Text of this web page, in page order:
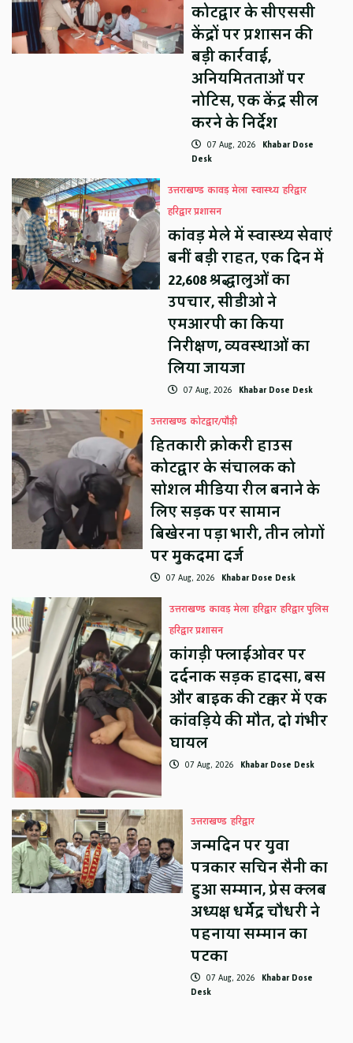
कोटद्वार के सीएससी
केंद्रों पर प्रशासन की
बड़ी कार्रवाई,
अनियमितताओं पर
नोटिस, एक केंद्र सील
करने के निर्देश
07 Aug, 2026 Khabar Dose
Desk
उत्तराखण्ड कावड़ मेला स्वास्थ्य हरिद्वार
हरिद्वार प्रशासन
कांवड़ मेले में स्वास्थ्य सेवाएं
बनीं बड़ी राहत, एक दिन में
22,608 श्रद्धालुओं का
उपचार, सीडीओ ने
एमआरपी का किया
निरीक्षण, व्यवस्थाओं का
लिया जायजा
07 Aug, 2026 Khabar Dose Desk
उत्तराखण्ड कोटद्वार/पौड़ी
हितकारी क्रोकरी हाउस
कोटद्वार के संचालक को
सोशल मीडिया रील बनाने के
लिए सड़क पर सामान
बिखेरना पड़ा भारी, तीन लोगों
पर मुकदमा दर्ज
07 Aug, 2026 Khabar Dose Desk
उत्तराखण्ड कावड़ मेला हरिद्वार हरिद्वार पुलिस
हरिद्वार प्रशासन
कांगड़ी फ्लाईओवर पर
दर्दनाक सड़क हादसा, बस
और बाइक की टक्कर में एक
कांवड़िये की मौत, दो गंभीर
घायल
07 Aug, 2026 Khabar Dose Desk
उत्तराखण्ड हरिद्वार
जन्मदिन पर युवा
पत्रकार सचिन सैनी का
हुआ सम्मान, प्रेस क्लब
अध्यक्ष धर्मेंद्र चौधरी ने
पहनाया सम्मान का
पटका
07 Aug, 2026 Khabar Dose
Desk